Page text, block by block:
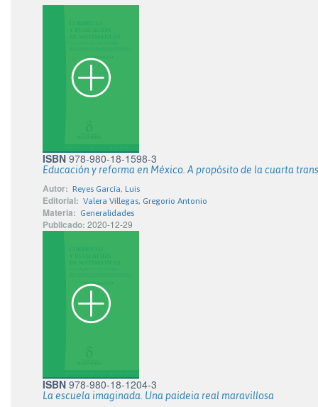
ISBN 978-980-18-1598-3
Educación y reforma en México. A propósito de la cuarta
Autor: Reyes García, Luis
Editorial: Valera Villegas, Gregorio Antonio
Materia: Generalidades
Publicado: 2020-12-29
ISBN 978-980-18-1204-3
La escuela imaginada. Una paideia real maravillosa